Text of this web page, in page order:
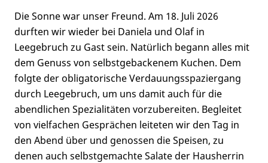
Die Sonne war unser Freund. Am 18. Juli 2026
durften wir wieder bei Daniela und Olaf in
Leegebruch zu Gast sein. Natürlich begann alles mit
dem Genuss von selbstgebackenem Kuchen. Dem
folgte der obligatorische Verdauungsspaziergang
durch Leegebruch, um uns damit auch für die
abendlichen Spezialitäten vorzubereiten. Begleitet
von vielfachen Gesprächen leiteten wir den Tag in
den Abend über und genossen die Speisen, zu
denen auch selbstgemachte Salate der Hausherrin